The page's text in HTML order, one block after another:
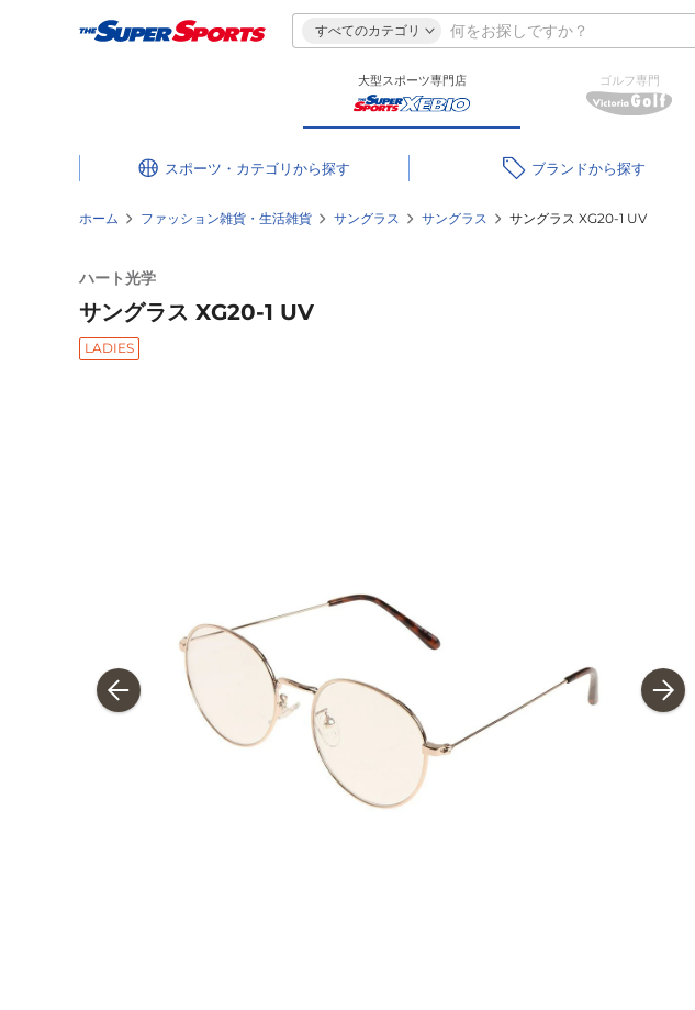
すべてのカテゴリ
大型スポーツ専門店 ゴルフ専門
スポーツ・カテゴリ ブランド
ホーム ファッション雑貨・生活雑貨 サングラス サングラス サングラス XG20-1 UV
ハート光学
サングラス XG20-1 UV
LADIES